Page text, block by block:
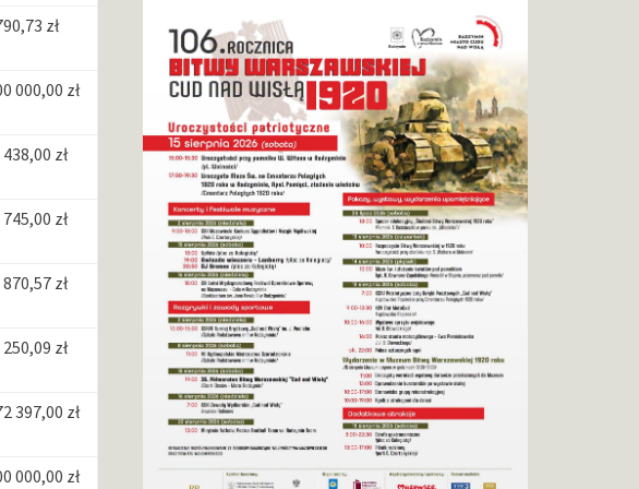
zł
000,00 zł
zł
zł
zł
zł
397,00 zł
000,00 zł